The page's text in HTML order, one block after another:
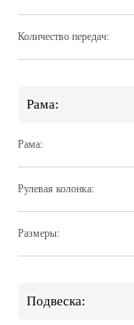
Количество передач:
Рама:
Рама:
Рулевая колонка:
Размеры:
Подвеска: